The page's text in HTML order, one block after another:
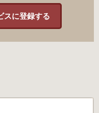
スに登録する